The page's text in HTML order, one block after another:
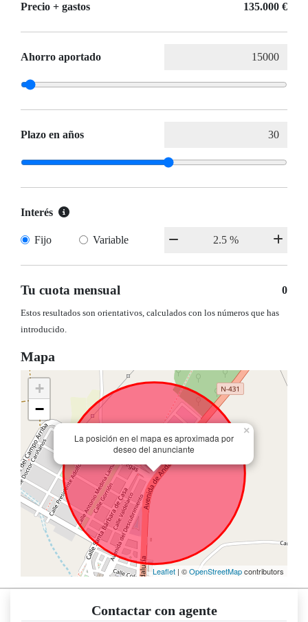
Precio + gastos 135.000 €
Ahorro aportado
Plazo en años
Interés
Fijo Variable
Tu cuota mensual 0
Estos resultados son orientativos, calculados con los números que has
introducido.
Mapa
La posición en el mapa es aproximada por
deseo del anunciante
×
+
−
Leaflet | ©OpenStreetMapcontributors
Contactar con agente